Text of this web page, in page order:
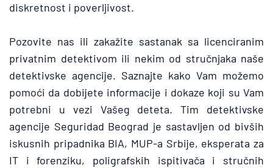
diskretnost i poverljivost.
Pozovite nas ili zakažite sastanak sa licenciranim
privatnim detektivom ili nekim od stručnjaka naše
detektivske agencije. Saznajte kako Vam možemo
pomoći da dobijete informacije i dokaze koji su Vam
potrebni u vezi Vašeg deteta. Tim detektivske
agencije Seguridad Beograd je sastavljen od bivših
iskusnih pripadnika BIA, MUP-a Srbije, eksperata za
IT i forenziku, poligrafskih ispitivača i stručnih